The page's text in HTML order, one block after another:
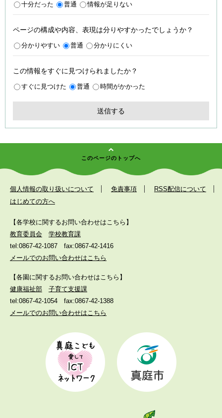
十分だった 普通 情報が足りない
ページの構成や内容、表現は分りやすかったでしょうか？
分かりやすい 普通 分かりにくい
この情報をすぐに見つけられましたか？
すぐに見つけた 普通 時間がかかった
このページのトップへ
個人情報の取り扱いについて 免責事項
RSS配信について
はじめての方へ
【各学校に関するお問い合わせはこちら】
教育委員会
学校教育課
tel:0867-42-1087
fax:0867-42-1416
メールでのお問い合わせはこちら
【各園に関するお問い合わせはこちら】
健康福祉部
子育て支援課
tel:0867-42-1054
fax:0867-42-1388
メールでのお問い合わせはこちら